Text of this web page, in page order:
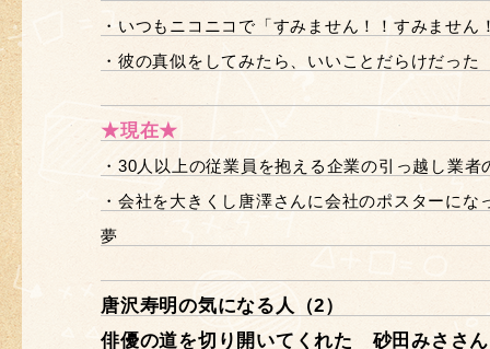
・いつもニコニコで「すみません！！すみません
・彼の真似をしてみたら、いいことだらけだった
★現在★
・30人以上の従業員を抱える企業の引っ越し業者
・会社を大きくし唐澤さんに会社のポスターにな
夢
唐沢寿明の気になる人（2）
俳優の道を切り開いてくれた 砂田みささん